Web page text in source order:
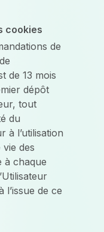
cookies
de
de 13 mois
dépôt
tout
du
à l’utilisation
des
à chaque
de ce